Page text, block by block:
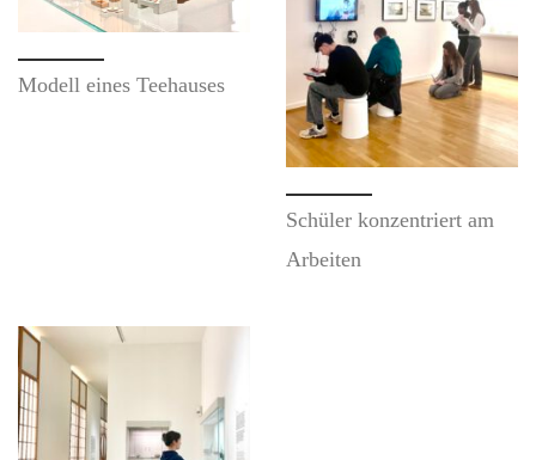
Modell eines Teehauses
Schüler konzentriert am
Arbeiten